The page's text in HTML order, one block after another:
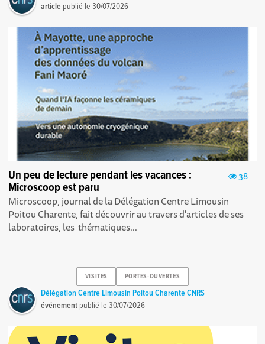
article publié le30/07/2026
38
Un peu de lecture pendant les vacances :
Microscoop est paru
Microscoop, journal de la Délégation Centre Limousin
Poitou Charente, fait découvrir au travers d'articles de ses
laboratoires, les thématiques...
VISITES PORTES-OUVERTES
Délégation Centre Limousin Poitou Charente CNRS
événement publié le30/07/2026